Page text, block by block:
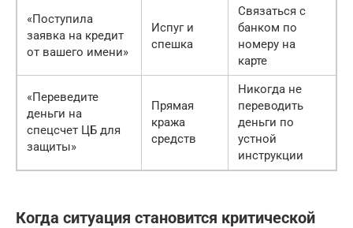
«Поступила
заявка на кредит
от вашего имени»
Испуг и
спешка
Связаться с
банком по
номеру на
карте
«Переведите
деньги на
спецсчет ЦБ для
защиты»
Прямая
кража
средств
Никогда не
переводить
деньги по
устной
инструкции
Когда ситуация становится критической